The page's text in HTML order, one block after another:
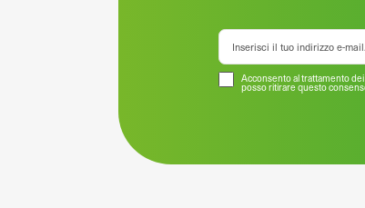
Acconsento al trattamento
posso ritirare questo